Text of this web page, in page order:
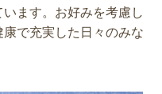
ます。お好みを考慮し
で充実した日々のみな